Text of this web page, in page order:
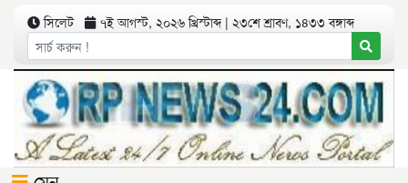
সিলেট ৭ই আগস্ট, ২০২৬ খ্রিস্টাব্দ | ২৩শে শ্রাবণ, ১৪৩৩ বঙ্গাব্দ